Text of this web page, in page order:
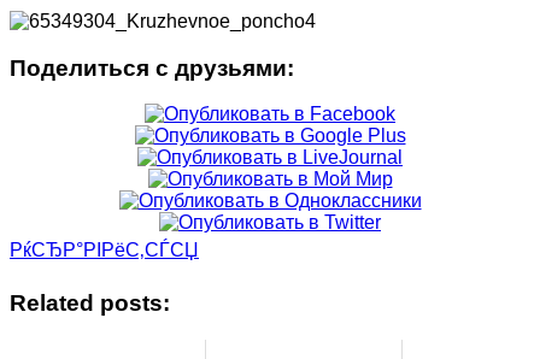
Поделиться с друзьями:
РќСЂР°РІРёС‚СЃСЏ
Related posts: